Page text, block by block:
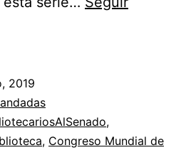
2019
,
, Congreso Mundial de